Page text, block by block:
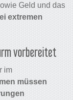
Geld und das
extremen
vorbereitet
im
müssen